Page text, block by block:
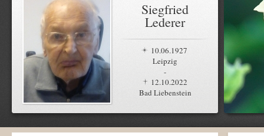
Siegfried
Lederer
10.06.1927
Leipzig
-
12.10.2022
Bad Liebenstein